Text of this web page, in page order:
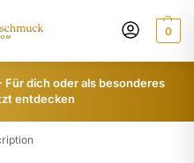
0
dich oder als besonderes
entdecken